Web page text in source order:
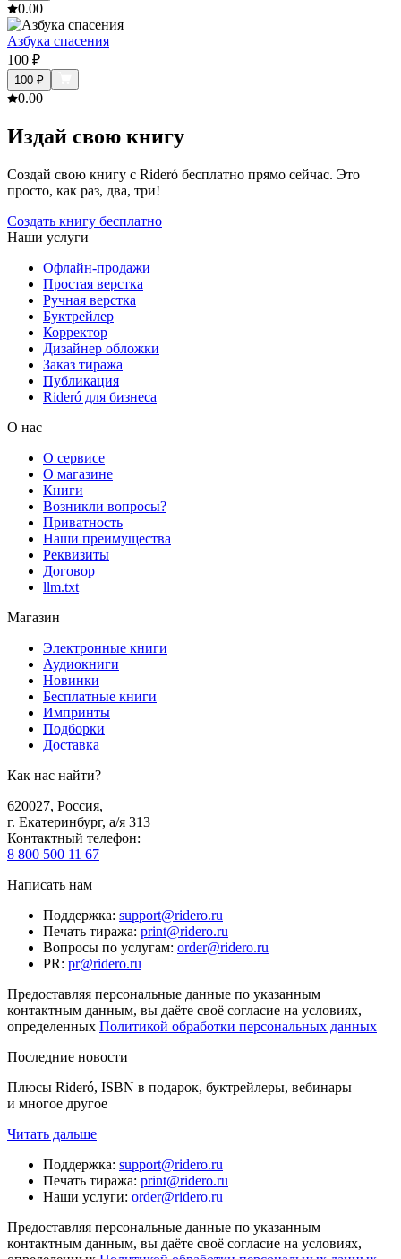
0.00
Азбука спасения
100 ₽
100 ₽
0.00
Издай свою книгу
Создай свою книгу с Rideró бесплатно прямо сейчас. Это
просто, как раз, два, три!
Создать книгу бесплатно
Наши услуги
Офлайн-продажи
Простая верстка
Ручная верстка
Буктрейлер
Корректор
Дизайнер обложки
Заказ тиража
Публикация
Rideró для бизнеса
О нас
О сервисе
О магазине
Книги
Возникли вопросы?
Приватность
Наши преимущества
Реквизиты
Договор
llm.txt
Магазин
Электронные книги
Аудиокниги
Новинки
Бесплатные книги
Импринты
Подборки
Доставка
Как нас найти?
620027, Россия,
г. Екатеринбург, а/я 313
Контактный телефон:
8 800 500 11 67
Написать нам
Поддержка: support@ridero.ru
Печать тиража: print@ridero.ru
Вопросы по услугам: order@ridero.ru
PR: pr@ridero.ru
Предоставляя персональные данные по указанным
контактным данным, вы даёте своё согласие на условиях,
определенных Политикой обработки персональных данных
Последние новости
Плюсы Rideró, ISBN в подарок, буктрейлеры, вебинары
и многое другое
Читать дальше
Поддержка: support@ridero.ru
Печать тиража: print@ridero.ru
Наши услуги: order@ridero.ru
Предоставляя персональные данные по указанным
контактным данным, вы даёте своё согласие на условиях,